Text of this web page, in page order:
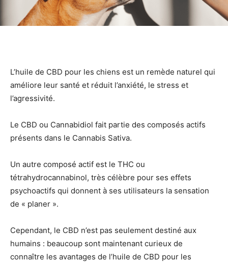
L’huile de CBD pour les chiens est un remède naturel qui
améliore leur santé et réduit l’anxiété, le stress et
l’agressivité.
Le CBD ou Cannabidiol fait partie des composés actifs
présents dans le Cannabis Sativa.
Un autre composé actif est le THC ou
tétrahydrocannabinol, très célèbre pour ses effets
psychoactifs qui donnent à ses utilisateurs la sensation
de « planer ».
Cependant, le CBD n’est pas seulement destiné aux
humains : beaucoup sont maintenant curieux de
connaître les avantages de l’huile de CBD pour les